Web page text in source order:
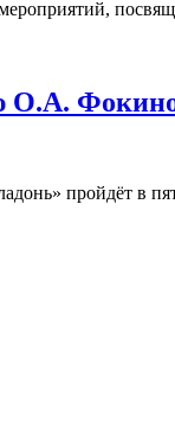
О.А.
пройдёт в